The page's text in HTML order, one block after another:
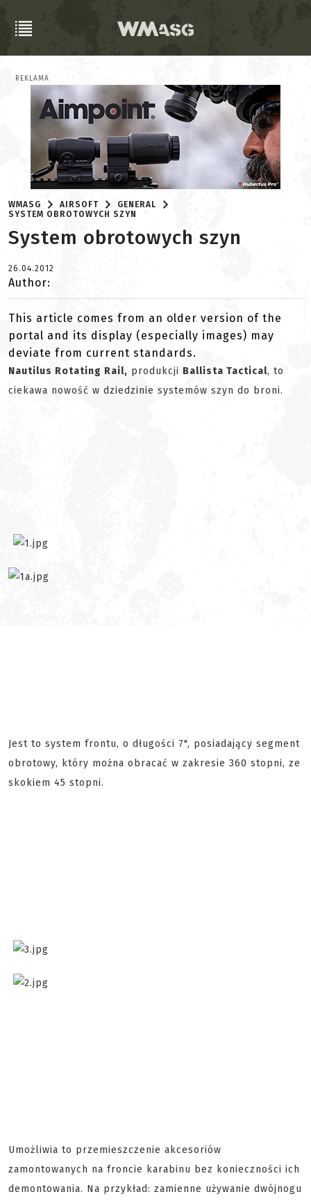
REKLAMA
WMASG AIRSOFT
GENERAL
SYSTEM OBROTOWYCH SZYN
System obrotowych szyn
26.04.2012
Author:
This article comes from an older version of the
portal and its display (especially images) may
deviate from current standards.
Nautilus Rotating Rail, produkcji Ballista Tactical, to
ciekawa nowość w dziedzinie systemów szyn do broni.
Jest to system frontu, o długości 7", posiadający segment
obrotowy, który można obracać w zakresie 360 stopni, ze
skokiem 45 stopni.
Umożliwia to przemieszczenie akcesoriów
zamontowanych na froncie karabinu bez konieczności ich
demontowania. Na przykład: zamienne używanie dwójnogu